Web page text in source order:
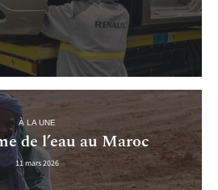
À LA UNE
de l’eau au Maroc
11 mars 2026